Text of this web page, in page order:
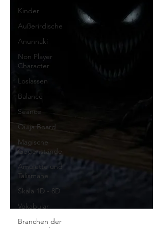
Kinder
Außerirdische
Anunnaki
Non Player
Character
Loslassen
Balance
Seance
Ouija Board
Magische
Gegenstände
Amulette und
Talismane
Skala 1D - 8D
Vokabular
Branchen der